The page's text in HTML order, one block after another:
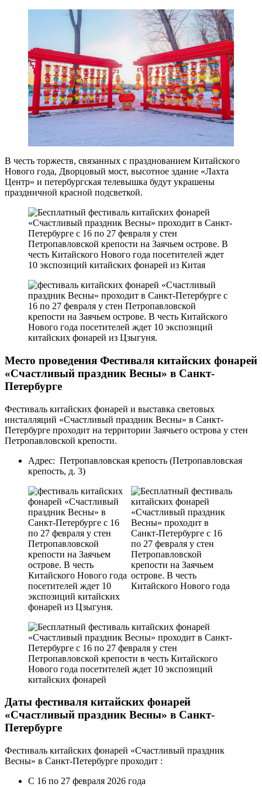
В честь торжеств, связанных с празднованием Китайского
Нового года, Дворцовый мост, высотное здание «Лахта
Центр» и петербургская телевышка будут украшены
праздничной красной подсветкой.
Место проведения Фестиваля китайских фонарей
«Счастливый праздник Весны» в Санкт-
Петербурге
Фестиваль китайских фонарей и выставка световых
инсталляций «Счастливый праздник Весны» в Санкт-
Петербурге проходит на территории Заячьего острова у стен
Петропавловской крепости.
Адрес: Петропавловская крепость (Петропавловская
крепость, д. 3)
Даты фестиваля китайских фонарей
«Счастливый праздник Весны» в Санкт-
Петербурге
Фестиваль китайских фонарей «Счастливый праздник
Весны» в Санкт-Петербурге проходит :
С 16 по 27 февраля 2026 года